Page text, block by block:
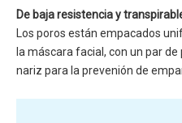
De baja resistencia y
Los poros están empacados
la máscara facial, con un par
nariz para la prevenión de